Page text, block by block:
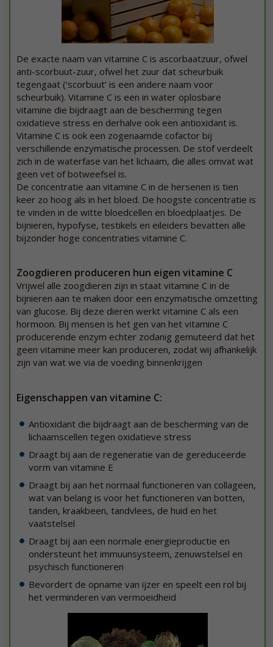
De exacte naam van vitamine C is ascorbaatzuur, ofwel
anti-scorbuut-zuur, ofwel het zuur dat scheurbuik
tegengaat (‘scorbuut’ is een andere naam voor
scheurbuik). Vitamine C is een in water oplosbare
vitamine die bijdraagt aan de bescherming tegen
oxidatieve stress en derhalve ook een antioxidant is.
Vitamine C is ook een zogenaamde cofactor bij
verschillende enzymatische processen. De stof verdeelt
zich in de waterfase van het lichaam, die alles omvat wat
geen vet of botweefsel is.
De concentratie aan vitamine C in de hersenen is tien
keer zo hoog als in het bloed. De hoogste concentratie is
te vinden in de witte bloedcellen en bloedplaatjes. De
bijnieren, hypofyse, testikels en eileiders bevatten alle
bijzonder hoge concentraties vitamine C.
Zoogdieren produceren hun eigen vitamine C
Vrijwel alle zoogdieren zijn in staat vitamine C in de
bijnieren aan te maken door een enzymatische omzetting
van glucose. Bij deze dieren werkt vitamine C als een
hormoon. Bij mensen is het gen van het vitamine C
producerende enzym echter zodanig gemuteerd dat het
geen vitamine meer kan produceren, zodat wij afhankelijk
zijn van wat we via de voeding binnenkrijgen
Eigenschappen van vitamine C:
Antioxidant die bijdraagt aan de bescherming van de
lichaamscellen tegen oxidatieve stress
Draagt bij aan de regeneratie van de gereduceerde
vorm van vitamine E
Draagt bij aan het normaal functioneren van collageen,
wat van belang is voor het functioneren van botten,
tanden, kraakbeen, tandvlees, de huid en het
vaatstelsel
Draagt bij aan een normale energieproductie en
ondersteunt het immuunsysteem, zenuwstelsel en
psychisch functioneren
Bevordert de opname van ijzer en speelt een rol bij
het verminderen van vermoeidheid